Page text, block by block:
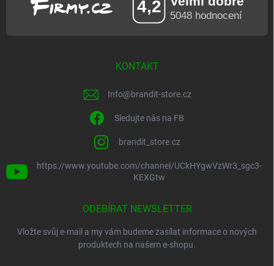
KONTAKT
Info@brandit-store.cz
Sledujte nás na FB
brandit_store.cz
https://www.youtube.com/channel/UCkHYgwVzWr3_sgc3-
KEXGtw
ODEBÍRAT NEWSLETTER
Vložte svůj e-mail a my vám budeme zasílat informace o nových
produktech na našem e-shopu.